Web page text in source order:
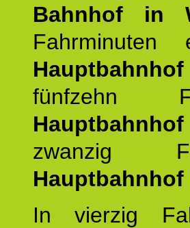
Bahnhof in
fünfzehn
zwanzig
In vierzig